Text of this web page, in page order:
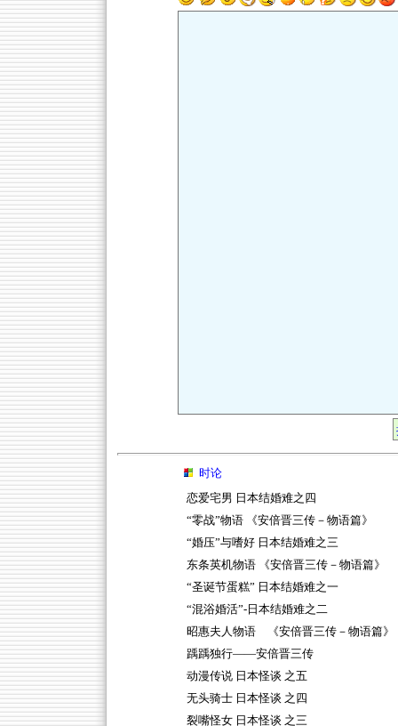
时论
恋爱宅男 日本结婚难之四
“零战”物语 《安倍晋三传－物语篇》
“婚压”与嗜好 日本结婚难之三
东条英机物语 《安倍晋三传－物语篇》
“圣诞节蛋糕” 日本结婚难之一
“混浴婚活”-日本结婚难之二
昭惠夫人物语 《安倍晋三传－物语篇》
踽踽独行——安倍晋三传
动漫传说 日本怪谈 之五
无头骑士 日本怪谈 之四
裂嘴怪女 日本怪谈 之三